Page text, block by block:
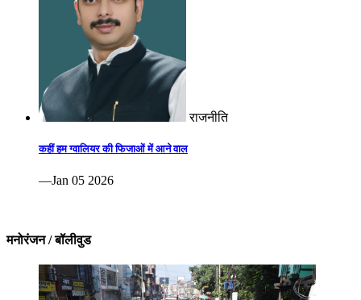
राजनीति
कहीं हम ग्वालियर की फिजाओं में आने वाल
—Jan 05 2026
मनोरंजन / बॉलीवुड